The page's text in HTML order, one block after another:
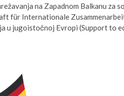
na Zapadnom Balkanu za
für Internationale
u jugoistočnoj Evropi (Support to